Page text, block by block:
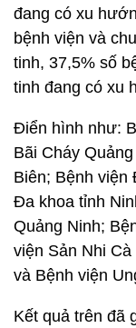
đang có xu
bệnh viện và
tinh, 37,5% số
tinh đang có xu
Điển hình như:
Bãi Cháy
Biên; Bệnh viện
Đa khoa tỉnh
Quảng Ninh;
viện Sản Nhi
và Bệnh viện
Kết quả trên đã